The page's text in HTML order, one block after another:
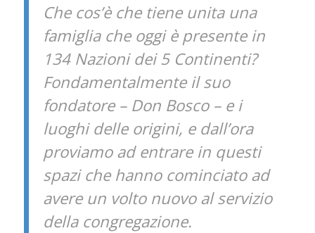
Che cos’è che tiene unita una
famiglia che oggi è presente in
134 Nazioni dei 5 Continenti?
Fondamentalmente il suo
fondatore – Don Bosco – e i
luoghi delle origini, e dall’ora
proviamo ad entrare in questi
spazi che hanno cominciato ad
avere un volto nuovo al servizio
della congregazione.